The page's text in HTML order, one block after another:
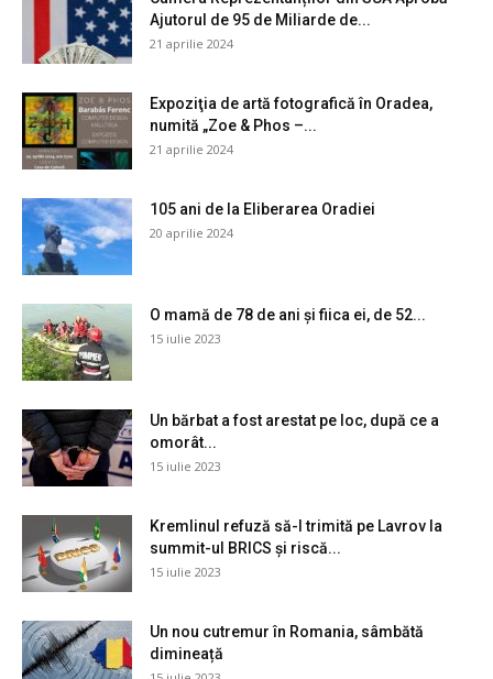
Ajutorul de 95 de Miliarde de...
21 aprilie 2024
Expoziţia de artă fotografică în Oradea,
numită „Zoe & Phos –...
21 aprilie 2024
105 ani de la Eliberarea Oradiei
20 aprilie 2024
O mamă de 78 de ani și fiica ei, de 52...
15 iulie 2023
Un bărbat a fost arestat pe loc, după ce a
omorât...
15 iulie 2023
Kremlinul refuză să-l trimită pe Lavrov la
summit-ul BRICS și riscă...
15 iulie 2023
Un nou cutremur în Romania, sâmbătă
dimineață